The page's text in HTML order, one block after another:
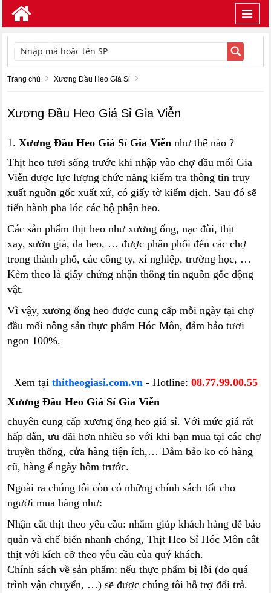
TÌM KIẾM
Trang chủ Xương Đầu Heo Giá Sỉ
Xương Đầu Heo Giá Sỉ Gia Viễn
1.Xương Đầu Heo Giá Sỉ Gia Viễn như thế nào ?
Thịt heo tươi sống trước khi nhập vào chợ đầu mối Gia
Viễn được lực lượng chức năng kiểm tra thông tin truy
xuất nguồn gốc xuất xứ, có giấy tờ kiểm dịch. Sau đó sẽ
tiến hành pha lóc các bộ phận heo.
Các sản phẩm thịt heo như xương ống, nạc đùi, thịt
xay, sườn già, da heo, … được phân phối đến các chợ
trong thành phố, các công ty, xí nghiệp, trường học, …
Kèm theo là giấy chứng nhận thông tin nguồn gốc động
vật.
Vì vậy, xương ống heo được cung cấp mỗi ngày tại chợ
đầu mối nông sản thực phẩm Hóc Môn, đảm bảo tươi
ngon 100%.
Xem tại thitheogiasi.com.vn- Hotline: 08.77.99.00.55
Xương Đầu Heo Giá Sỉ Gia Viễn
chuyên cung cấp xương ống heo giá sỉ. Với mức giá rất
hấp dẫn, ưu đãi hơn nhiều so với khi bạn mua tại các chợ
truyền thống, cửa hàng tiện ích,… Đảm bảo ko có hàng
cũ, hàng ế ngày hôm trước.
Ngoài ra chúng tôi còn có những chính sách tốt cho
người mua hàng như:
Nhận cắt thịt theo yêu cầu: nhằm giúp khách hàng dễ bảo
quản và chế biến nhanh chóng, Thịt Heo Sỉ Hóc Môn cắt
thịt với kích cỡ theo yêu cầu của quý khách.
Chính sách về sản phẩm: nếu thực phẩm bị lỗi (do quá
trình vận chuyển, …) sẽ được chúng tôi hỗ trợ đổi trả.